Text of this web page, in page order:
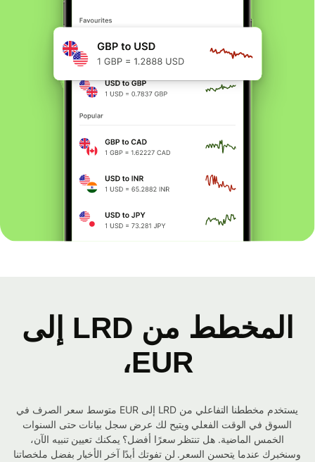
المخطط من LRD إلى
EUR،
يستخدم مخططنا التفاعلي من LRD إلى EUR متوسط ​​سعر الصرف في
السوق في الوقت الفعلي ويتيح لك عرض سجل بيانات حتى السنوات
الخمس الماضية. هل تنتظر سعرًا أفضل؟ يمكنك تعيين تنبيه الآن،
وسنخبرك عندما يتحسن السعر. لن تفوتك أبدًا آخر الأخبار بفضل ملخصاتنا